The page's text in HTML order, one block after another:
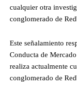
cualquier otra
conglomerado de
Este señalamiento
Conducta de
realiza actualmente
conglomerado de